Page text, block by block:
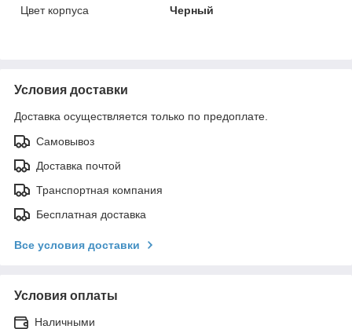
Цвет корпуса
Черный
Условия доставки
Доставка осуществляется только по предоплате.
Самовывоз
Доставка почтой
Транспортная компания
Бесплатная доставка
Все условия доставки
Условия оплаты
Наличными